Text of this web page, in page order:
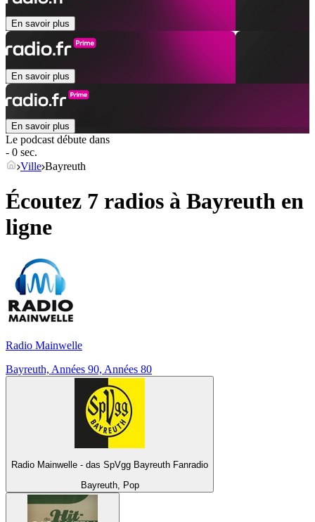
En savoir plus
En savoir plus
En savoir plus
Le podcast débute dans
- 0 sec.
Ville Bayreuth
Écoutez 7 radios à Bayreuth en
ligne
Radio Mainwelle
Bayreuth, Années 90, Années 80
Radio Mainwelle - das SpVgg Bayreuth Fanradio
Bayreuth, Pop